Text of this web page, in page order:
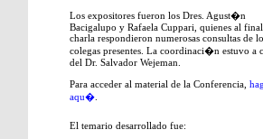
Los expositores fueron los Dres. Agust�n
Bacigalupo y Rafaela Cuppari, quienes al
charla respondieron numerosas consultas de
colegas presentes. La coordinaci�n estuvo a
del Dr. Salvador Wejeman.
Para acceder al material de la Conferencia,
aqu�
El temario desarrollado fue: